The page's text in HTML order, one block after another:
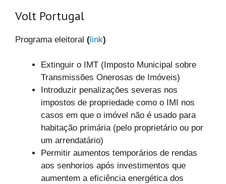
Volt Portugal
Programa eleitoral (link)
Extinguir o IMT (Imposto Municipal sobre
Transmissões Onerosas de Imóveis)
Introduzir penalizações severas nos
impostos de propriedade como o IMI nos
casos em que o imóvel não é usado para
habitação primária (pelo proprietário ou por
um arrendatário)
Permitir aumentos temporários de rendas
aos senhorios após investimentos que
aumentem a eficiência energética dos